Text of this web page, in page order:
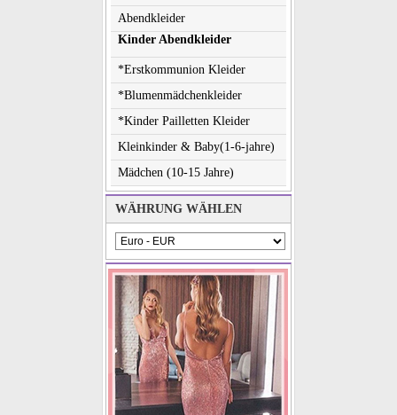
Abendkleider
Kinder Abendkleider
*Erstkommunion Kleider
*Blumenmädchenkleider
*Kinder Pailletten Kleider
Kleinkinder & Baby(1-6-jahre)
Mädchen (10-15 Jahre)
WÄHRUNG WÄHLEN